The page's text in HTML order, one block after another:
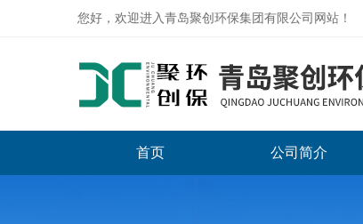
您好，欢迎进入青岛聚创环保集团有限公司网站！
首页 公司简介